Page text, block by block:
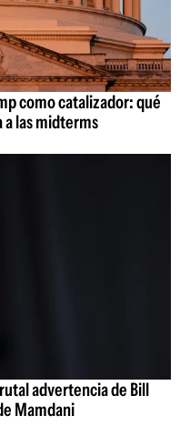
como catalizador: qué
a las midterms
advertencia de Bill
Mamdani